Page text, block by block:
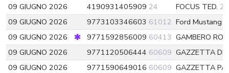
09 GIUGNO 2026
4190931405909 24 FOCUS TED. 24
09 GIUGNO 2026
9773103346603 61012 Ford Mustang
09 GIUGNO 2026
9771592856009 60413 GAMBERO
09 GIUGNO 2026
9771120506444 60609 GAZZETTA
09 GIUGNO 2026
9771590649016 60609 GAZZETTA